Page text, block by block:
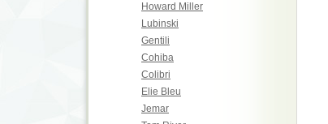
Howard Miller
Lubinski
Gentili
Cohiba
Colibri
Elie Bleu
Jemar